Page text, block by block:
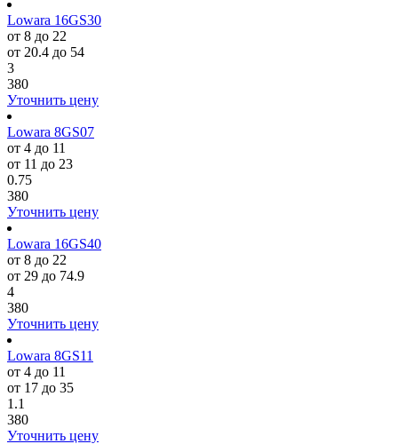
Lowara 16GS30
от 8 до 22
от 20.4 до 54
3
380
Уточнить цену
Lowara 8GS07
от 4 до 11
от 11 до 23
0.75
380
Уточнить цену
Lowara 16GS40
от 8 до 22
от 29 до 74.9
4
380
Уточнить цену
Lowara 8GS11
от 4 до 11
от 17 до 35
1.1
380
Уточнить цену